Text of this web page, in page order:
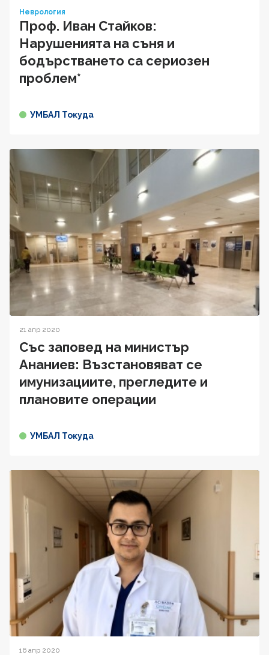
Неврология
Проф. Иван Стайков:
Нарушенията на съня и
бодърстването са сериозен
проблем*
УМБАЛ Токуда
21 апр 2020
Със заповед на министър
Ананиев: Възстановяват се
имунизациите, прегледите и
плановите операции
УМБАЛ Токуда
16 апр 2020